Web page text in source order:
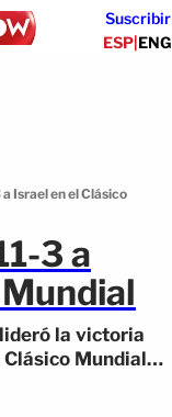
Suscribir
ESP|ENG
Israel en el Clásico
3 a
la victoria
Clásico Mundial